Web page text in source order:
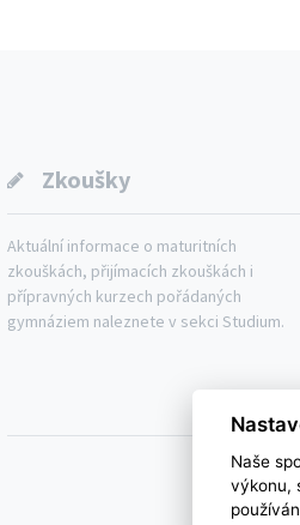
Zkoušky
Aktuální informace o maturitních
zkouškách, přijímacích zkouškách i
přípravných kurzech pořádaných
gymnáziem naleznete v sekci Studium.
Naše
výkonu,